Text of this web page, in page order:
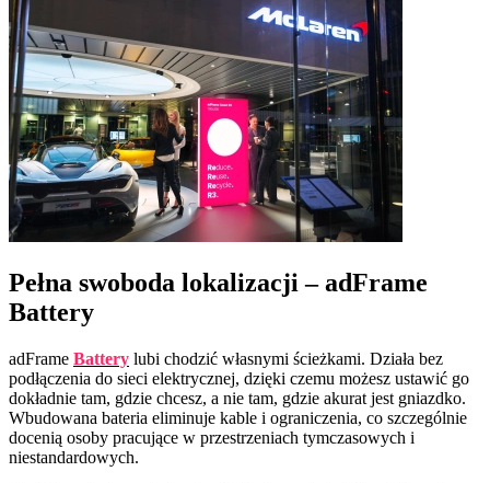
Pełna swoboda lokalizacji – adFrame
Battery
adFrame Battery lubi chodzić własnymi ścieżkami. Działa bez
podłączenia do sieci elektrycznej, dzięki czemu możesz ustawić go
dokładnie tam, gdzie chcesz, a nie tam, gdzie akurat jest gniazdko.
Wbudowana bateria eliminuje kable i ograniczenia, co szczególnie
docenią osoby pracujące w przestrzeniach tymczasowych i
niestandardowych.